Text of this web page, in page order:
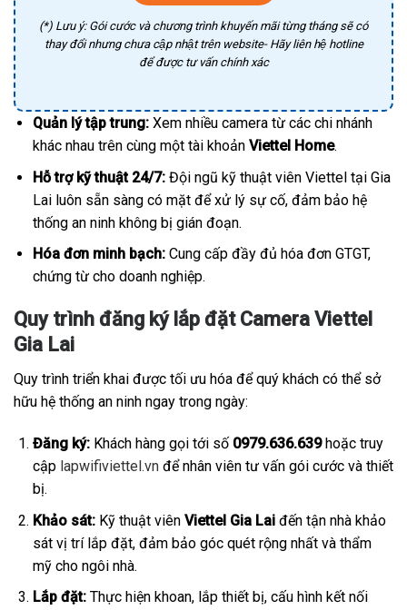
(*) Lưu ý: Gói cước và chương trình khuyến mãi từng tháng sẽ có
thay đổi nhưng chưa cập nhật trên website- Hãy liên hệ hotline
để được tư vấn chính xác
Quản lý tập trung:Xem nhiều camera từ các chi nhánh
khác nhau trên cùng một tài khoản Viettel Home.
Hỗ trợ kỹ thuật 24/7:Đội ngũ kỹ thuật viên Viettel tại Gia
Lai luôn sẵn sàng có mặt để xử lý sự cố, đảm bảo hệ
thống an ninh không bị gián đoạn.
Hóa đơn minh bạch:Cung cấp đầy đủ hóa đơn GTGT,
chứng từ cho doanh nghiệp.
Quy trình đăng ký lắp đặt Camera Viettel
Gia Lai
Quy trình triển khai được tối ưu hóa để quý khách có thể sở
hữu hệ thống an ninh ngay trong ngày:
Đăng ký:Khách hàng gọi tới số 0979.636.639hoặc truy
cập lapwifiviettel.vnđể nhân viên tư vấn gói cước và thiết
bị.
Khảo sát:Kỹ thuật viên Viettel Gia Laiđến tận nhà khảo
sát vị trí lắp đặt, đảm bảo góc quét rộng nhất và thẩm
mỹ cho ngôi nhà.
Lắp đặt:Thực hiện khoan, lắp thiết bị, cấu hình kết nối